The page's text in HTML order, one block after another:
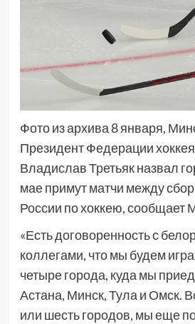
Фото из архива 8 января,
Президент Федерации
Владислав Третьяк назвал
мае примут матчи между
России по хоккею, сообщает
«Есть договоренность с
коллегами, что мы будем
четыре города, куда мы
Астана, Минск, Тула и Омск.
или шесть городов, мы еще